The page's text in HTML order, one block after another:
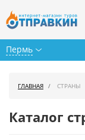
Пермь
ГЛАВНАЯ СТРАНЫ
Каталог